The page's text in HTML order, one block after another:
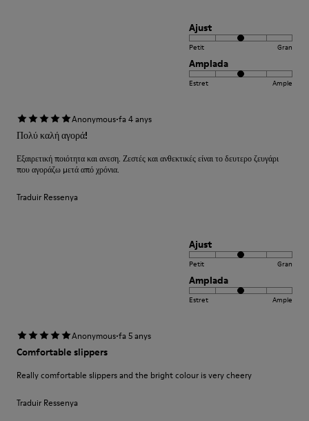
Ajust
Petit Gran
Amplada
Estret Ample
Anonymous·fa 4 anys
Πολύ καλή αγορά!
Εξαιρετική ποιότητα και ανεση. Ζεστές και ανθεκτικές είναι το δευτερο ζευγάρι
που αγοράζω μετά από χρόνια.
Traduir Ressenya
Ajust
Petit Gran
Amplada
Estret Ample
Anonymous·fa 5 anys
Comfortable slippers
Really comfortable slippers and the bright colour is very cheery
Traduir Ressenya